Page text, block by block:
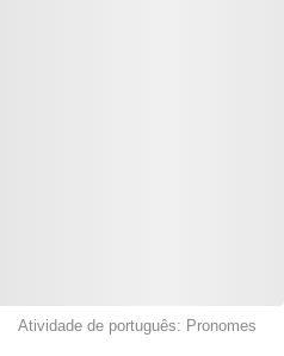
Atividade de português: Pronomes